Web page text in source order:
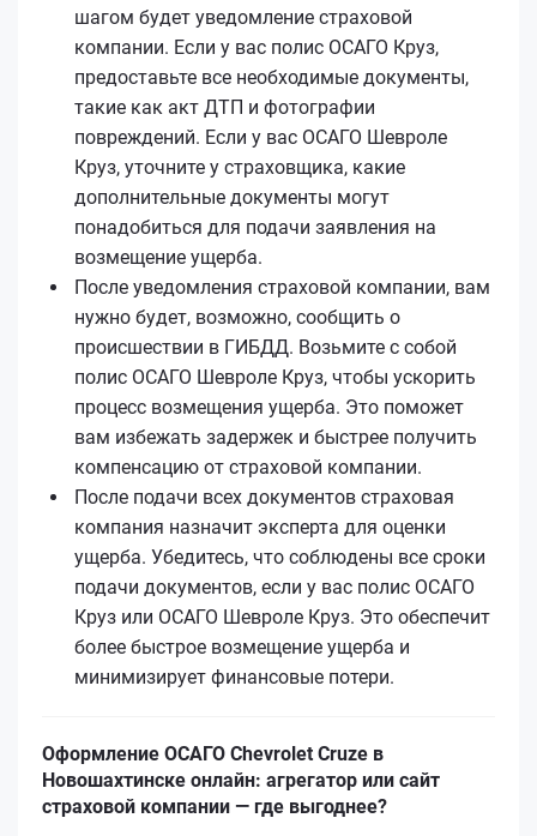
шагом будет уведомление страховой
компании. Если у вас полис ОСАГО Круз,
предоставьте все необходимые документы,
такие как акт ДТП и фотографии
повреждений. Если у вас ОСАГО Шевроле
Круз, уточните у страховщика, какие
дополнительные документы могут
понадобиться для подачи заявления на
возмещение ущерба.
После уведомления страховой компании, вам
нужно будет, возможно, сообщить о
происшествии в ГИБДД. Возьмите с собой
полис ОСАГО Шевроле Круз, чтобы ускорить
процесс возмещения ущерба. Это поможет
вам избежать задержек и быстрее получить
компенсацию от страховой компании.
После подачи всех документов страховая
компания назначит эксперта для оценки
ущерба. Убедитесь, что соблюдены все сроки
подачи документов, если у вас полис ОСАГО
Круз или ОСАГО Шевроле Круз. Это обеспечит
более быстрое возмещение ущерба и
минимизирует финансовые потери.
Оформление ОСАГО Chevrolet Cruze в
Новошахтинске онлайн: агрегатор или сайт
страховой компании — где выгоднее?